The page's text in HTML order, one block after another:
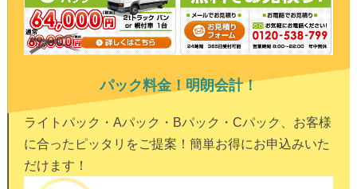
パック料金！明朗会計！
ライトパック・Aパック・Bパック・Cパック、お客様
に合ったピッタリをご提案！簡単お得にお申込みいた
だけます！